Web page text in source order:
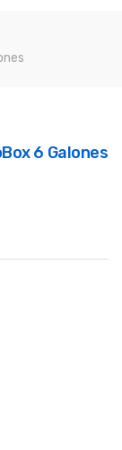
6 Galones